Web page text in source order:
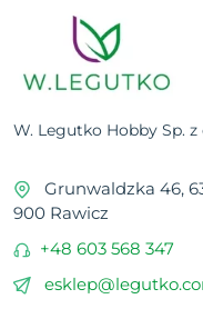
W. Legutko Hobby Sp. z
Grunwaldzka 46,
900 Rawicz
+48 603 568 347